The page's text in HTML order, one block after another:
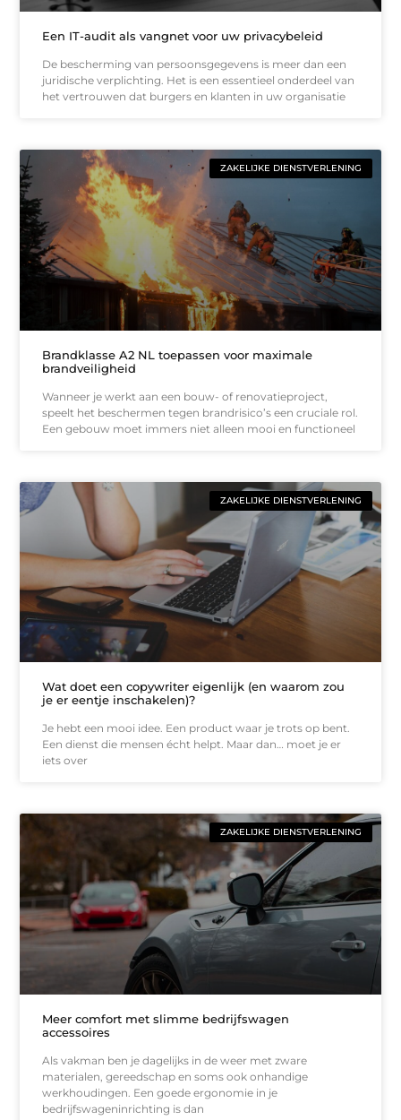
Een IT-audit als vangnet voor uw privacybeleid
De bescherming van persoonsgegevens is meer dan een
juridische verplichting. Het is een essentieel onderdeel van
het vertrouwen dat burgers en klanten in uw organisatie
ZAKELIJKE DIENSTVERLENING
Brandklasse A2 NL toepassen voor maximale
brandveiligheid
Wanneer je werkt aan een bouw- of renovatieproject,
speelt het beschermen tegen brandrisico’s een cruciale rol.
Een gebouw moet immers niet alleen mooi en functioneel
ZAKELIJKE DIENSTVERLENING
Wat doet een copywriter eigenlijk (en waarom zou
je er eentje inschakelen)?
Je hebt een mooi idee. Een product waar je trots op bent.
Een dienst die mensen écht helpt. Maar dan… moet je er
iets over
ZAKELIJKE DIENSTVERLENING
Meer comfort met slimme bedrijfswagen
accessoires
Als vakman ben je dagelijks in de weer met zware
materialen, gereedschap en soms ook onhandige
werkhoudingen. Een goede ergonomie in je
bedrijfswageninrichting is dan